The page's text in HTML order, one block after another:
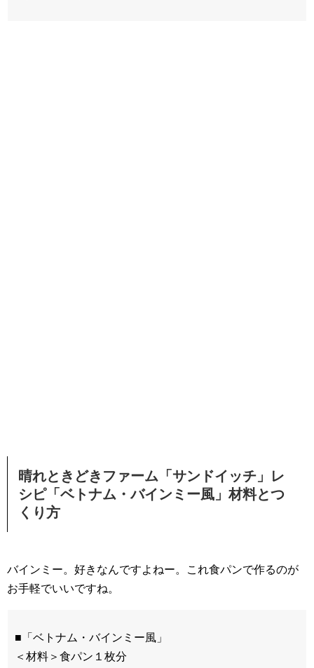
晴れときどきファーム「サンドイッチ」レ
シピ「ベトナム・バインミー風」材料とつ
くり方
バインミー。好きなんですよねー。これ食パンで作るのが
お手軽でいいですね。
■「ベトナム・バインミー風」
＜材料＞食パン１枚分